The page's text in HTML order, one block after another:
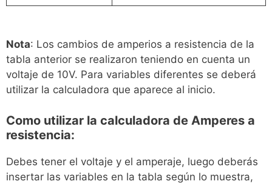
Nota: Los cambios de amperios a resistencia de la
tabla anterior se realizaron teniendo en cuenta un
voltaje de 10V. Para variables diferentes se deberá
utilizar la calculadora que aparece al inicio.
Como utilizar la calculadora de Amperes a
resistencia:
Debes tener el voltaje y el amperaje, luego deberás
insertar las variables en la tabla según lo muestra,